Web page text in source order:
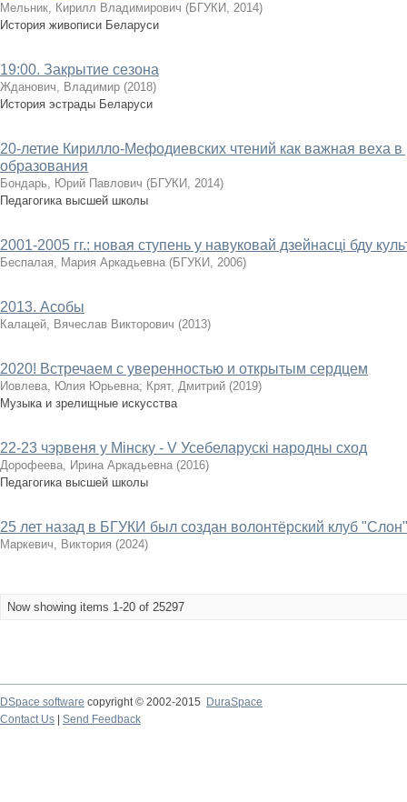
Мельник, Кирилл Владимирович (БГУКИ, 2014)
История живописи Беларуси
19:00. Закрытие сезона
Жданович, Владимир (2018)
История эстрады Беларуси
20-летие Кирилло-Мефодиевских чтений как важная веха в
образования
Бондарь, Юрий Павлович (БГУКИ, 2014)
Педагогика высшей школы
2001-2005 гг.: новая ступень у навуковай дзейнасці бду
Беспалая, Мария Аркадьевна (БГУКИ, 2006)
2013. Асобы
Калацей, Вячеслав Викторович (2013)
2020! Встречаем с уверенностью и открытым сердцем
Иовлева, Юлия Юрьевна; Крят, Дмитрий (2019)
Музыка и зрелищные искусства
22-23 чэрвеня у Мінску - V Усебеларускі народны сход
Дорофеева, Ирина Аркадьевна (2016)
Педагогика высшей школы
25 лет назад в БГУКИ был создан волонтёрский клуб "Слон"
Маркевич, Виктория (2024)
Now showing items 1-20 of 25297
DSpace software copyright © 2002-2015
DuraSpace
Contact Us
Send Feedback